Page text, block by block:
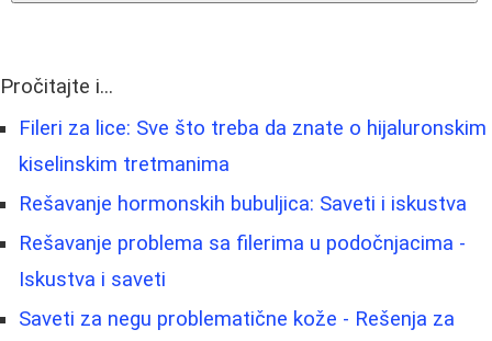
Pročitajte i...
Fileri za lice: Sve što treba da znate o hijaluronskim
kiselinskim tretmanima
Rešavanje hormonskih bubuljica: Saveti i iskustva
Rešavanje problema sa filerima u podočnjacima -
Iskustva i saveti
Saveti za negu problematične kože - Rešenja za